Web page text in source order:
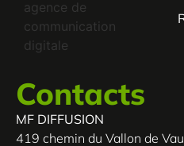
Contacts
MF DIFFUSION
419 chemin du Vallon de